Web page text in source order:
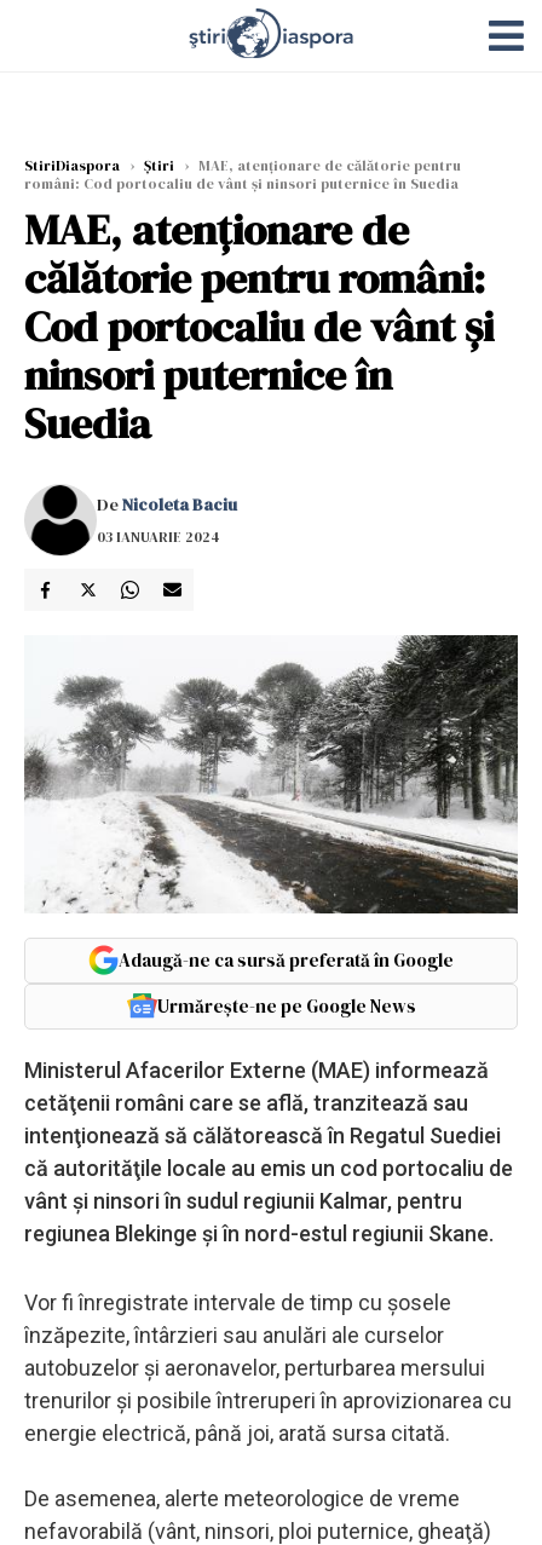
StiriDiaspora › Știri › MAE, atenţionare de călătorie pentru
români: Cod portocaliu de vânt şi ninsori puternice în Suedia
MAE, atenţionare de
călătorie pentru români:
Cod portocaliu de vânt şi
ninsori puternice în
Suedia
DeNicoleta Baciu
03 IANUARIE 2024
Adaugă-ne ca sursă preferată în Google
Urmărește-ne pe Google News
Ministerul Afacerilor Externe (MAE) informează
cetăţenii români care se află, tranzitează sau
intenţionează să călătorească în Regatul Suediei
că autorităţile locale au emis un cod portocaliu de
vânt şi ninsori în sudul regiunii Kalmar, pentru
regiunea Blekinge şi în nord-estul regiunii Skane.
Vor fi înregistrate intervale de timp cu şosele
înzăpezite, întârzieri sau anulări ale curselor
autobuzelor şi aeronavelor, perturbarea mersului
trenurilor şi posibile întreruperi în aprovizionarea cu
energie electrică, până joi, arată sursa citată.
De asemenea, alerte meteorologice de vreme
nefavorabilă (vânt, ninsori, ploi puternice, gheaţă)